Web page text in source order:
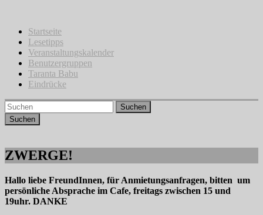
springenStartseite
Lesetipps
Veranstaltungskalender
Benutzergruppen
Taranta Babu
Eindrücke
Suchen
ZWERGE!
Hallo liebe FreundInnen, für Anmietungsanfragen, bitten um
persönliche Absprache im Cafe, freitags zwischen 15 und
19uhr. DANKE